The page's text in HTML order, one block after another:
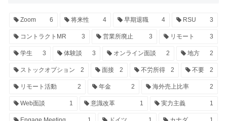
Zoom 6 将来性 4 早期退職 4 RSU 3
コントラクトMR 3 営業所廃止 3 リモート 3
学生 3 体験談 3 オンライン面談 2 地方 2
ストックオプション 2 面接 2 不労所得 2 不要 2
リモート活動 2 年金 2 海外売上比率 2
Web面談 1 意識改革 1 実力主義 1